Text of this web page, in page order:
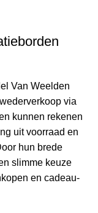
Van Weelden
via
kunnen rekenen
uit voorraad en
hun brede
slimme keuze
en cadeau-